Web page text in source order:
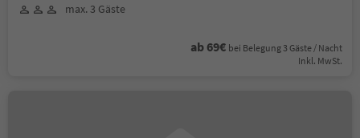
max. 3 Gäste
ab 69€ bei Belegung 3 Gäste / Nacht
Inkl. MwSt.